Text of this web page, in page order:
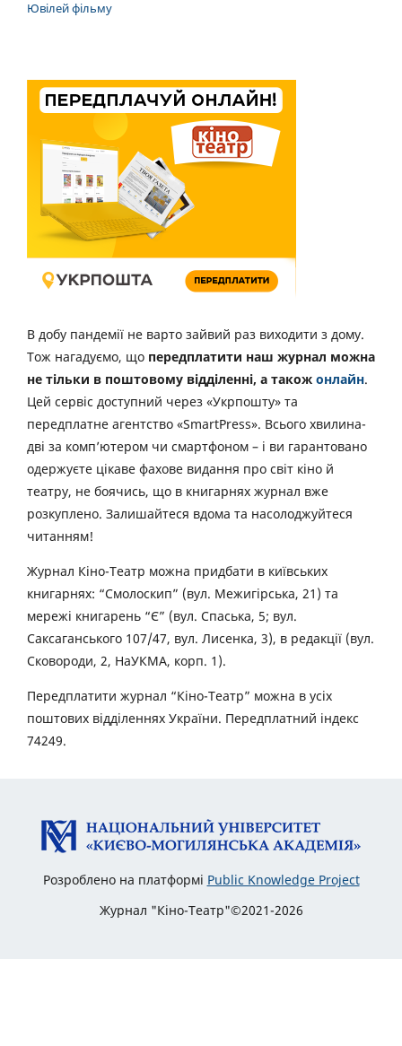
Ювілей фільму
В добу пандемії не варто зайвий раз виходити з дому.
Тож нагадуємо, що передплатити наш журнал можна
не тільки в поштовому відділенні, а також онлайн.
Цей сервіс доступний через «Укрпошту» та
передплатне агентство «SmartPress». Всього хвилина-
дві за комп’ютером чи смартфоном – і ви гарантовано
одержуєте цікаве фахове видання про світ кіно й
театру, не боячись, що в книгарнях журнал вже
розкуплено. Залишайтеся вдома та насолоджуйтеся
читанням!
Журнал Кіно-Театр можна придбати в київських
книгарнях: “Смолоскип” (вул. Межигірська, 21) та
мережі книгарень “Є” (вул. Спаська, 5; вул.
Саксаганського 107/47, вул. Лисенка, 3), в редакції (вул.
Сковороди, 2, НаУКМА, корп. 1).
Передплатити журнал “Кіно-Театр” можна в усіх
поштових відділеннях України. Передплатний індекс
74249.
Розроблено на платформі Public Knowledge Project
Журнал "Кіно-Театр"©2021-2026